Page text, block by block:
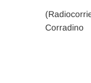
Corradino